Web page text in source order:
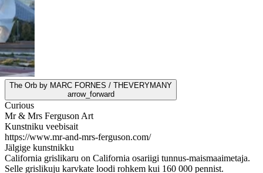
The Orb by MARC FORNES / THEVERYMANY
arrow_forward
Curious
Mr & Mrs Ferguson Art
Kunstniku veebisait
https://www.mr-and-mrs-ferguson.com/
Jälgige kunstnikku
California grislikaru on California osariigi tunnus-maismaaimetaja.
Selle grislikuju karvkate loodi rohkem kui 160 000 pennist.